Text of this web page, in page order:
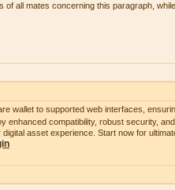
of all mates concerning this paragraph,
wallet to supported web interfaces,
enhanced compatibility, robust security,
asset experience. Start now for